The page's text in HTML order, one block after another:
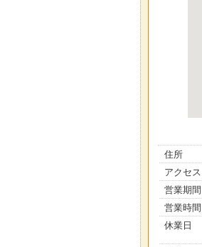
住所
アクセス
営業期間
営業時間
休業日